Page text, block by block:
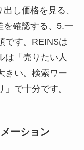
し価格を見る、
を確認する、5.一
です。REINSは
は「売りたい人
きい。検索ワー
」で十分です。
ーション